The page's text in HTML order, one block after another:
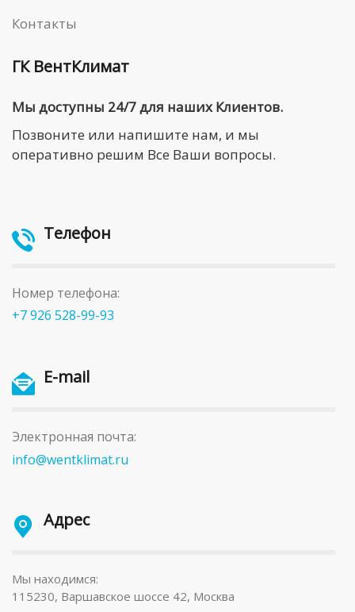
Контакты
ГК ВентКлимат
Мы доступны 24/7 для наших Клиентов.
Позвоните или напишите нам, и мы
оперативно решим Все Ваши вопросы.
Телефон
Номер телефона:
+7 926 528-99-93
E-mail
Электронная почта:
info@wentklimat.ru
Адрес
Мы находимся:
115230, Варшавское шоссе 42, Москва